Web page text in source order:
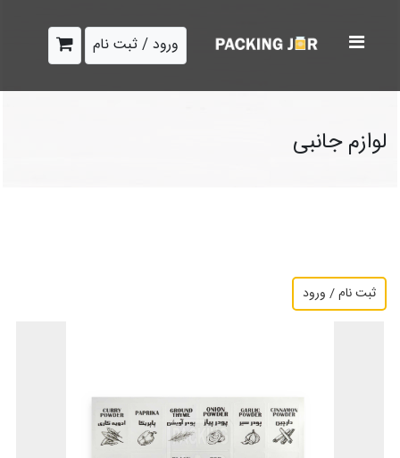
ورود / ثبت نام
لوازم جانبی
ثبت نام / ورود